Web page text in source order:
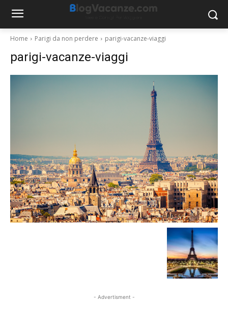
Home Parigi da non perdere parigi-vacanze-viaggi
parigi-vacanze-viaggi
- Advertisment -